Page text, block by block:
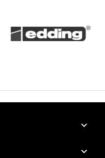
keyboard_arrow_down
keyboard_arrow_down